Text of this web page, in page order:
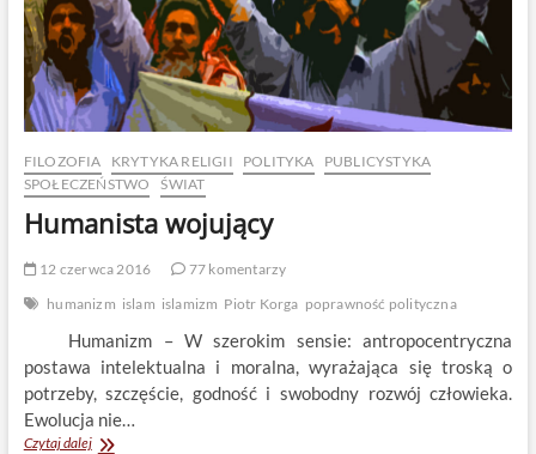
FILOZOFIA KRYTYKA RELIGII POLITYKA
PUBLICYSTYKA
SPOŁECZEŃSTWO
ŚWIAT
Humanista wojujący
12 czerwca 2016
77 komentarzy
humanizm islam islamizm Piotr Korga poprawność polityczna
Humanizm – W szerokim sensie: antropocentryczna
postawa intelektualna i moralna, wyrażająca się troską o
potrzeby, szczęście, godność i swobodny rozwój człowieka.
Ewolucja nie…
Czytaj dalejHumanista